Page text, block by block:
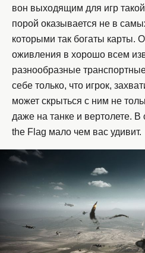
вон выходящим для игр
порой оказывается не в
которыми так богаты карты.
оживления в хорошо всем
разнообразные
себе только, что игрок,
может скрыться с ним не
даже на танке и вертолете.
the Flag мало чем вас удивит.